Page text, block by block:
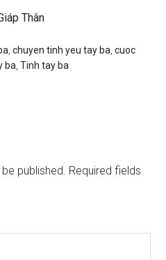
Thân
,chuyen tinh yeu tay ba ,cuoc
ba ,Tinh tay ba
published. Required fields